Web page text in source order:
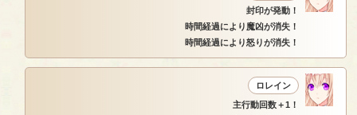
封印が発動！
時間経過により魔凶が消失！
時間経過により怒りが消失！
ロレイン
主行動回数＋1！